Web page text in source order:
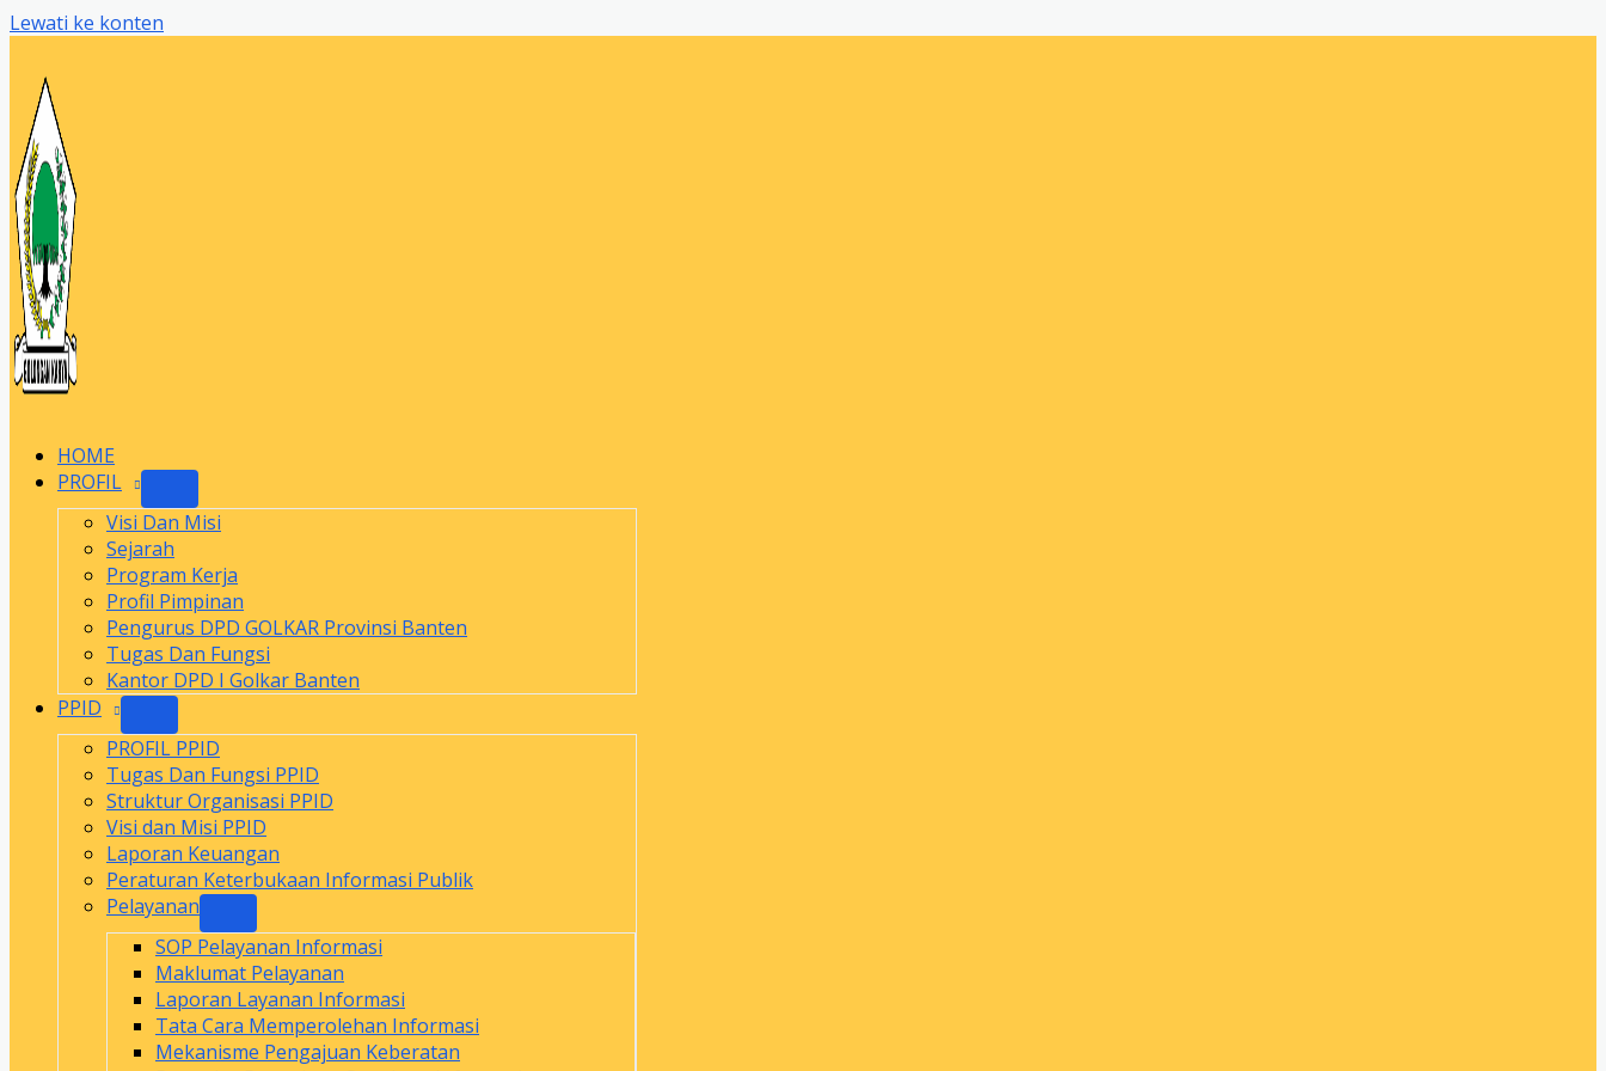
Lewati ke konten
HOME
PROFIL
Visi Dan Misi
Sejarah
Program Kerja
Profil Pimpinan
Pengurus DPD GOLKAR Provinsi Banten
Tugas Dan Fungsi
Kantor DPD I Golkar Banten
PPID
PROFIL PPID
Tugas Dan Fungsi PPID
Struktur Organisasi PPID
Visi dan Misi PPID
Laporan Keuangan
Peraturan Keterbukaan Informasi Publik
Pelayanan
SOP Pelayanan Informasi
Maklumat Pelayanan
Laporan Layanan Informasi
Tata Cara Memperolehan Informasi
Mekanisme Pengajuan Keberatan